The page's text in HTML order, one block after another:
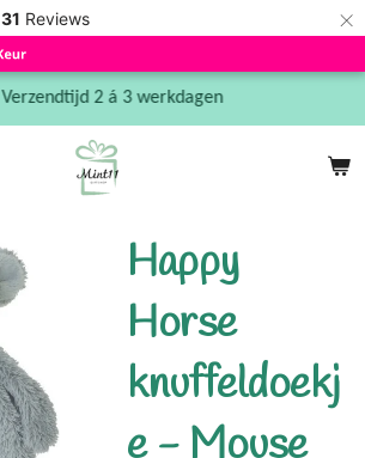
31 Reviews ×
Verzendtijd 2 á 3 werkdagen
Happy
Horse
knuffeldoekj